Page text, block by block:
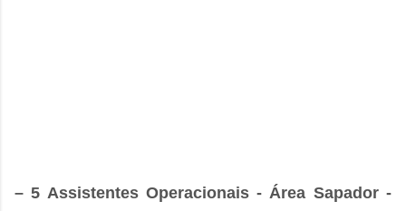
– 5 Assistentes Operacionais - Área Sapador -